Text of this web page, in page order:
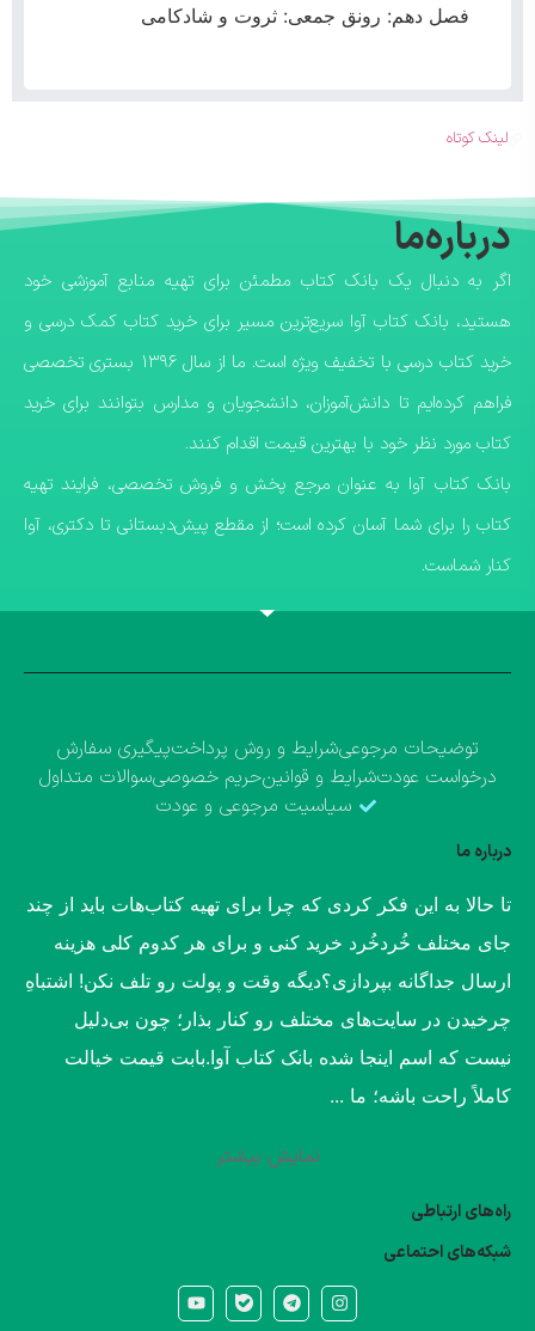
فصل دهم: رونق جمعی: ثروت و شادکامی
لینک کوتاه
درباره‌ما
اگر به دنبال یک بانک کتاب مطمئن برای تهیه منابع آموزشی خود
هستید، بانک کتاب آوا سریع‌ترین مسیر برای خرید کتاب کمک درسی و
خرید کتاب درسی با تخفیف ویژه است. ما از سال ۱۳۹۶ بستری تخصصی
فراهم کرده‌ایم تا دانش‌آموزان، دانشجویان و مدارس بتوانند برای خرید
کتاب مورد نظر خود با بهترین قیمت اقدام کنند.
​بانک کتاب آوا به عنوان مرجع پخش و فروش تخصصی، فرایند تهیه
کتاب را برای شما آسان کرده است؛ از مقطع پیش‌دبستانی تا دکتری، آوا
کنار شماست.
توضیحات مرجوعیشرایط و روش پرداختپیگیری سفارش
درخواست عودتشرایط و قوانینحریم خصوصیسوالات متداول
سیاسیت مرجوعی و عودت
درباره ما
​تا حالا به این فکر کردی که چرا برای تهیه کتاب‌هات باید از چند
جای مختلف خُردخُرد خرید کنی و برای هر کدوم کلی هزینه
ارسال جداگانه بپردازی؟​دیگه وقت و پولت رو تلف نکن! اشتباهِ
چرخیدن در سایت‌های مختلف رو کنار بذار؛ چون بی‌دلیل
نیست که اسم اینجا شده بانک کتاب آوا.​بابت قیمت خیالت
کاملاً راحت باشه؛ ما ...
نمایش بیشتر
راه‌های ارتباطی
شبکه‌های احتماعی